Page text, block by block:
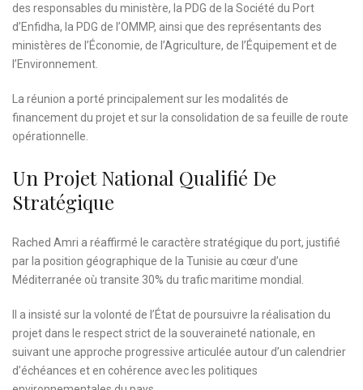
des responsables du ministère, la PDG de la Société du Port
d’Enfidha, la PDG de l’OMMP, ainsi que des représentants des
ministères de l’Économie, de l’Agriculture, de l’Équipement et de
l’Environnement.
La réunion a porté principalement sur les modalités de
financement du projet et sur la consolidation de sa feuille de route
opérationnelle.
Un Projet National Qualifié De
Stratégique
Rached Amri a réaffirmé le caractère stratégique du port, justifié
par la position géographique de la Tunisie au cœur d’une
Méditerranée où transite 30% du trafic maritime mondial.
Il a insisté sur la volonté de l’État de poursuivre la réalisation du
projet dans le respect strict de la souveraineté nationale, en
suivant une approche progressive articulée autour d’un calendrier
d’échéances et en cohérence avec les politiques